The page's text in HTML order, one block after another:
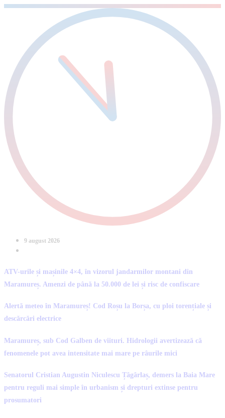
Sari
9 august 2026
ATV-urile și mașinile 4×4, în vizorul jandarmilor montani din
Maramureș. Amenzi de până la 50.000 de lei și risc de confiscare
Alertă meteo în Maramureș! Cod Roșu la Borșa, cu ploi torențiale și
descărcări electrice
Maramureș, sub Cod Galben de viituri. Hidrologii avertizează că
fenomenele pot avea intensitate mai mare pe râurile mici
Senatorul Cristian Augustin Niculescu Țâgârlaș, demers la Baia Mare
pentru reguli mai simple în urbanism și drepturi extinse pentru
prosumatori